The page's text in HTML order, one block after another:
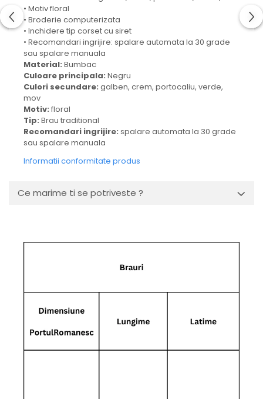
• Motiv floral
• Broderie computerizata
• Inchidere tip corset cu siret
• Recomandari ingrijire: spalare automata la 30 grade
sau spalare manuala
Material: Bumbac
Culoare principala: Negru
Culori secundare: galben, crem, portocaliu, verde,
mov
Motiv: floral
Tip: Brau traditional
Recomandari ingrijire: spalare automata la 30 grade
sau spalare manuala
Informatii conformitate produs
Ce marime ti se potriveste ?